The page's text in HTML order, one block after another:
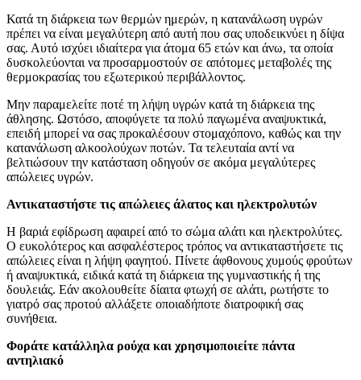
Κατά τη διάρκεια των θερμών ημερών, η κατανάλωση υγρών
πρέπει να είναι μεγαλύτερη από αυτή που σας υποδεικνύει η δίψα
σας. Αυτό ισχύει ιδιαίτερα για άτομα 65 ετών και άνω, τα οποία
δυσκολεύονται να προσαρμοστούν σε απότομες μεταβολές της
θερμοκρασίας του εξωτερικού περιβάλλοντος.
Μην παραμελείτε ποτέ τη λήψη υγρών κατά τη διάρκεια της
άθλησης. Ωστόσο, αποφύγετε τα πολύ παγωμένα αναψυκτικά,
επειδή μπορεί να σας προκαλέσουν στομαχόπονο, καθώς και την
κατανάλωση αλκοολούχων ποτών. Τα τελευταία αντί να
βελτιώσουν την κατάσταση οδηγούν σε ακόμα μεγαλύτερες
απώλειες υγρών.
Αντικαταστήστε τις απώλειες άλατος και ηλεκτρολυτών
Η βαριά εφίδρωση αφαιρεί από το σώμα αλάτι και ηλεκτρολύτες.
Ο ευκολότερος και ασφαλέστερος τρόπος να αντικαταστήσετε τις
απώλειες είναι η λήψη φαγητού. Πίνετε άφθονους χυμούς φρούτων
ή αναψυκτικά, ειδικά κατά τη διάρκεια της γυμναστικής ή της
δουλειάς. Εάν ακολουθείτε δίαιτα φτωχή σε αλάτι, ρωτήστε το
γιατρό σας προτού αλλάξετε οποιαδήποτε διατροφική σας
συνήθεια.
Φοράτε κατάλληλα ρούχα και χρησιμοποιείτε πάντα
αντηλιακό